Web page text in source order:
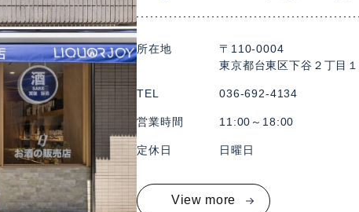
所在地
〒110-0004
東京都台東区下谷２丁目
TEL 036-692-4134
営業時間 11:00～18:00
定休日 日曜日
View more